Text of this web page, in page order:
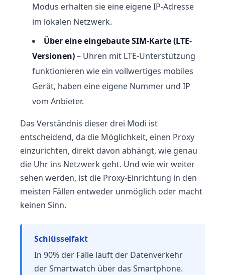
Modus erhalten sie eine eigene IP-Adresse
im lokalen Netzwerk.
Über eine eingebaute SIM-Karte (LTE-
Versionen)– Uhren mit LTE-Unterstützung
funktionieren wie ein vollwertiges mobiles
Gerät, haben eine eigene Nummer und IP
vom Anbieter.
Das Verständnis dieser drei Modi ist
entscheidend, da die Möglichkeit, einen Proxy
einzurichten, direkt davon abhängt, wie genau
die Uhr ins Netzwerk geht. Und wie wir weiter
sehen werden, ist die Proxy-Einrichtung in den
meisten Fällen entweder unmöglich oder macht
keinen Sinn.
Schlüsselfakt
In 90% der Fälle läuft der Datenverkehr
der Smartwatch über das Smartphone.